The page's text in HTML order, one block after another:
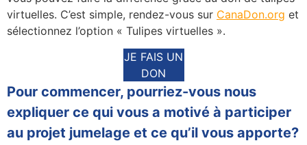
virtuelles. C’est simple, rendez-vous sur CanaDon.org et
sélectionnez l’option « Tulipes virtuelles ».
JE FAIS UN
DON
Pour commencer, pourriez-vous nous
expliquer ce qui vous a motivé à participer
au projet jumelage et ce qu’il vous apporte?